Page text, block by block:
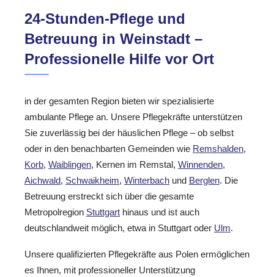
24-Stunden-Pflege und
Betreuung in Weinstadt –
Professionelle Hilfe vor Ort
in der gesamten Region bieten wir spezialisierte
ambulante Pflege an. Unsere Pflegekräfte unterstützen
Sie zuverlässig bei der häuslichen Pflege – ob selbst
oder in den benachbarten Gemeinden wie Remshalden,
Korb, Waiblingen, Kernen im Remstal, Winnenden,
Aichwald, Schwaikheim, Winterbach und Berglen. Die
Betreuung erstreckt sich über die gesamte
Metropolregion Stuttgart hinaus und ist auch
deutschlandweit möglich, etwa in Stuttgart oder Ulm.
Unsere qualifizierten Pflegekräfte aus Polen ermöglichen
es Ihnen, mit professioneller Unterstützung